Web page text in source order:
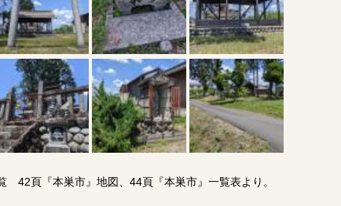
42頁『本巣市』地図、44頁『本巣市』一覧表より。